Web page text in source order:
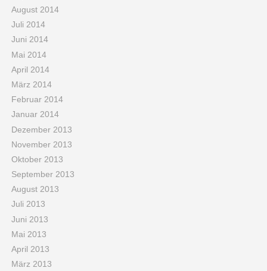
August 2014
Juli 2014
Juni 2014
Mai 2014
April 2014
März 2014
Februar 2014
Januar 2014
Dezember 2013
November 2013
Oktober 2013
September 2013
August 2013
Juli 2013
Juni 2013
Mai 2013
April 2013
März 2013